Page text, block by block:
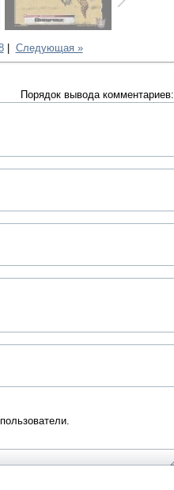
| Следующая »
Порядок вывода комментариев: